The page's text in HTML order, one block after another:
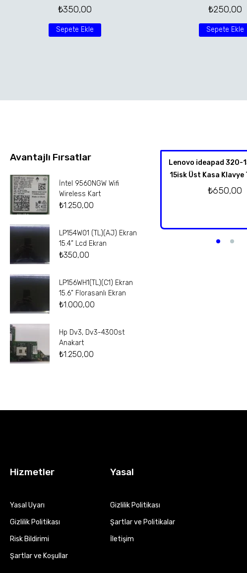
₺350,00
Sepete Ekle
₺250,00
Sepete Ekle
Avantajlı Fırsatlar
İntel 9560NGW Wifi
Wireless Kart
₺1.250,00
LP154W01 (TL)(AJ) Ekran
15.4” Lcd Ekran
₺350,00
LP156WH1(TL)(C1) Ekran
15.6” Florasanlı Ekran
₺1.000,00
Hp Dv3, Dv3-4300st
Anakart
₺1.250,00
Lenovo ideapad 320-
15isk Üst Kasa Klavye
₺650,00
Hizmetler
Yasal Uyarı
Gizlilik Politikası
Risk Bildirimi
Şartlar ve Koşullar
Yasal
Gizlilik Politikası
Şartlar ve Politikalar
İletişim